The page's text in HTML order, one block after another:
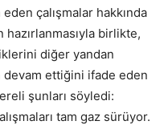
çalışmalar hakkında
hazırlanmasıyla birlikte,
diğer yandan
devam ettiğini ifade eden
şunları söyledi:
tam gaz sürüyor.